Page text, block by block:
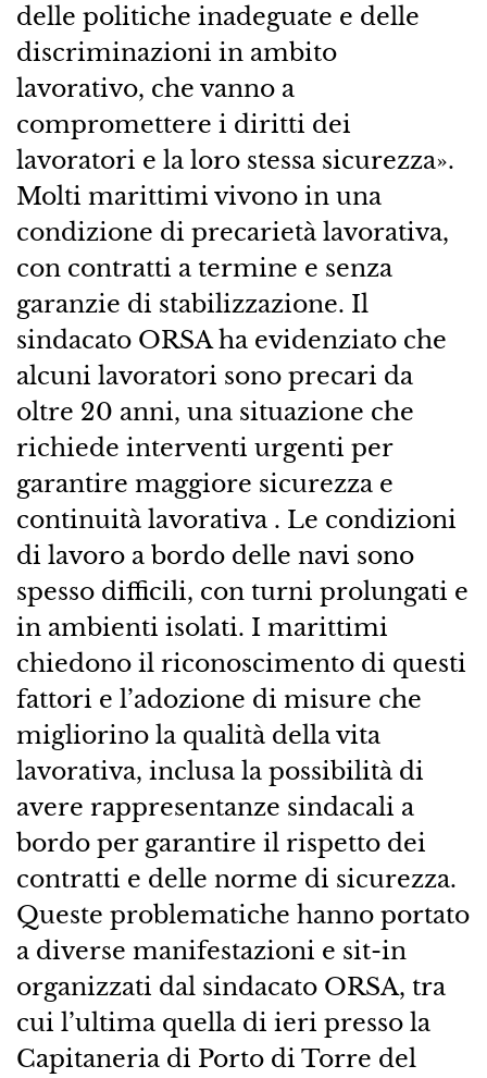
delle politiche inadeguate e delle
discriminazioni in ambito
lavorativo, che vanno a
compromettere i diritti dei
lavoratori e la loro stessa sicurezza».
Molti marittimi vivono in una
condizione di precarietà lavorativa,
con contratti a termine e senza
garanzie di stabilizzazione. Il
sindacato ORSA ha evidenziato che
alcuni lavoratori sono precari da
oltre 20 anni, una situazione che
richiede interventi urgenti per
garantire maggiore sicurezza e
continuità lavorativa . Le condizioni
di lavoro a bordo delle navi sono
spesso difficili, con turni prolungati e
in ambienti isolati. I marittimi
chiedono il riconoscimento di questi
fattori e l’adozione di misure che
migliorino la qualità della vita
lavorativa, inclusa la possibilità di
avere rappresentanze sindacali a
bordo per garantire il rispetto dei
contratti e delle norme di sicurezza.
Queste problematiche hanno portato
a diverse manifestazioni e sit-in
organizzati dal sindacato ORSA, tra
cui l’ultima quella di ieri presso la
Capitaneria di Porto di Torre del